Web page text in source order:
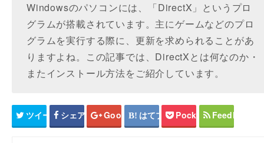
Windowsのパソコンには、「DirectX」というプロ
グラムが搭載されています。主にゲームなどのプロ
グラムを実行する際に、更新を求められることがあ
りますよね。この記事では、DirectXとは何なのか・
またインストール方法をご紹介しています。
ツイート シェア Google+ はてブ Pocket Feedly